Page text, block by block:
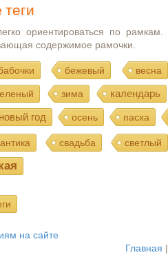
ориентироваться по
содержимое рамочки.
бежевый весна
зима календарь
новый год осень пасха
свадьба светлый
на сайте
Главная |